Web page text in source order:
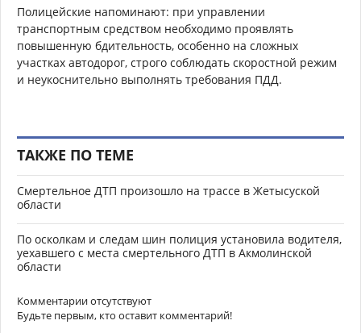
Полицейские напоминают: при управлении
транспортным средством необходимо проявлять
повышенную бдительность, особенно на сложных
участках автодорог, строго соблюдать скоростной режим
и неукоснительно выполнять требования ПДД.
ТАКЖЕ ПО ТЕМЕ
Смертельное ДТП произошло на трассе в Жетысуской
области
По осколкам и следам шин полиция установила водителя,
уехавшего с места смертельного ДТП в Акмолинской
области
Комментарии отсутствуют
Будьте первым, кто оставит комментарий!